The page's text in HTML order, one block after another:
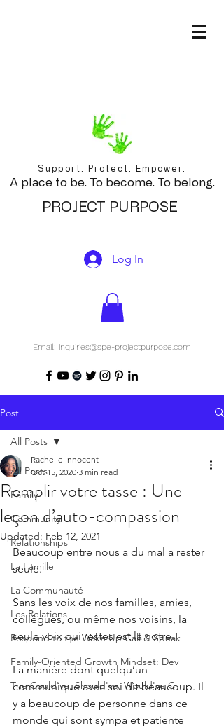
Support. Protect. Empower.
A place to be. To become. To belong.
PROJECT PURPOSE
Log In
Email: inquiries@spe-projectpurpose.com
Post
All Posts
Family
Community
Relationships
La Famille
La Communauté
Les Relations
Respond to the Wake Up Call & Speak
Family-Oriented Growth Mindset: Dev
The Could've, Should've, Would've C
All Posts
Remplir votre tasse : Une
leçon d’auto-compassion
Rachelle Innocent
Oct 15, 2020 3 min read
Updated: Feb 12, 2021
Beaucoup entre nous a du mal a rester
seule.
Sans les voix de nos familles, amies,
collègues, ou même nos voisins, la
seule voix qui restes est la notre.
La manière dont quelqu’un
communique avec soi dit beaucoup. Il
y a beaucoup de personne dans ce
monde qui sont sympa et patiente